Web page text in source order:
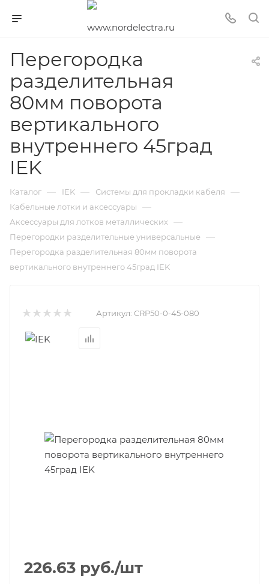
Перегородка
разделительная
80мм поворота
вертикального
внутреннего 45град
IEK
Каталог — IEK — Системы для прокладки кабеля —
Кабельные лотки и аксессуары —
Аксессуары для лотков металлических —
Перегородки разделительные универсальные —
Перегородка разделительная 80мм поворота
вертикального внутреннего 45град IEK
Артикул: CRP50-0-45-080
226.63 руб./шт